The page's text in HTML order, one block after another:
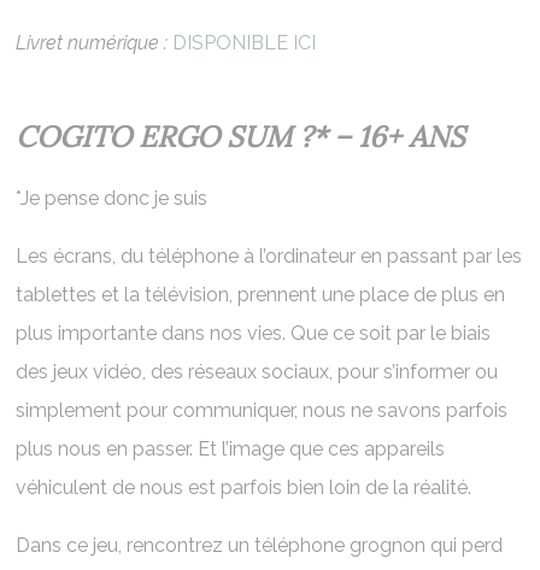
Livret numérique : DISPONIBLE ICI
COGITO ERGO SUM ?* – 16+ ANS
*Je pense donc je suis
Les écrans, du téléphone à l’ordinateur en passant par les
tablettes et la télévision, prennent une place de plus en
plus importante dans nos vies. Que ce soit par le biais
des jeux vidéo, des réseaux sociaux, pour s’informer ou
simplement pour communiquer, nous ne savons parfois
plus nous en passer. Et l’image que ces appareils
véhiculent de nous est parfois bien loin de la réalité.
Dans ce jeu, rencontrez un téléphone grognon qui perd